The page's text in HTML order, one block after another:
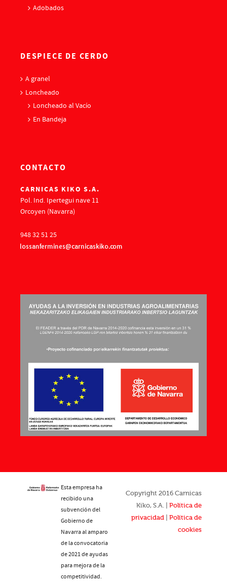
Adobados
DESPIECE DE CERDO
A granel
Loncheado
Loncheado al Vacío
En Bandeja
CONTACTO
CARNICAS KIKO S.A.
Pol. Ind. Ipertegui nave 11
Orcoyen (Navarra)
948 32 51 25
Esta empresa ha
recibido una
subvención del
Gobierno de
Navarra al amparo
de la convocatoria
de 2021 de ayudas
para mejora de la
competitividad.
Copyright 2016 Carnicas
Kiko, S.A. | Política de
privacidad
Política de
cookies